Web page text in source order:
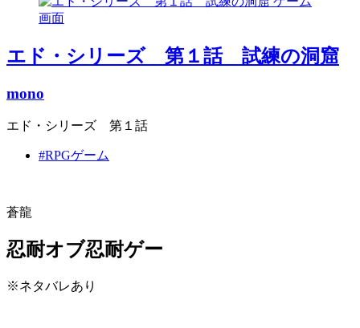
エド・シリーズ 第１話 試練の洞窟
mono
エド・シリーズ 第１話
#RPGゲーム
蒼龍
忍耐オブ忍耐ゲー
※ネタバレあり